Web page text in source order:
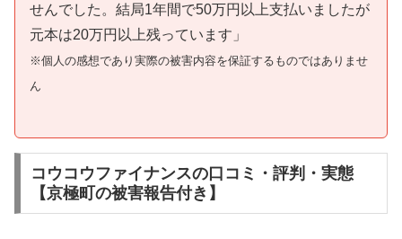
せんでした。結局1年間で50万円以上支払いましたが
元本は20万円以上残っています」
※個人の感想であり実際の被害内容を保証するものではありませ
ん
コウコウファイナンスの口コミ・評判・実態
【京極町の被害報告付き】